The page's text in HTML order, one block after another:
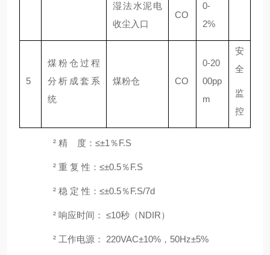
湿法水泥电
收尘入口
CO
0-
2%
5
煤粉仓过程
分析成套系
统
煤粉仓 CO
0-20
00pp
m
安
全
监
控
² 精 度：≤±1％F.S
² 重 复 性： ≤±0.5％F.S
² 稳 定 性： ≤±0.5％F.S/7d
² 响应时间： ≤10秒（NDIR）
² 工作电源： 220VAC±10%，50Hz±5%